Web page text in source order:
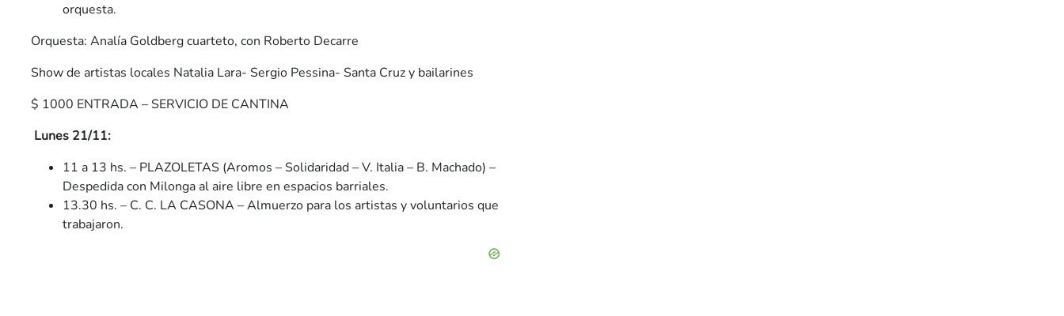
orquesta.
Orquesta: Analía Goldberg cuarteto, con Roberto Decarre
Show de artistas locales Natalia Lara- Sergio Pessina- Santa Cruz y bailarines
$ 1000 ENTRADA – SERVICIO DE CANTINA
Lunes 21/11:
11 a 13 hs. – PLAZOLETAS (Aromos – Solidaridad – V. Italia – B. Machado) –
Despedida con Milonga al aire libre en espacios barriales.
13.30 hs. – C. C. LA CASONA – Almuerzo para los artistas y voluntarios que
trabajaron.